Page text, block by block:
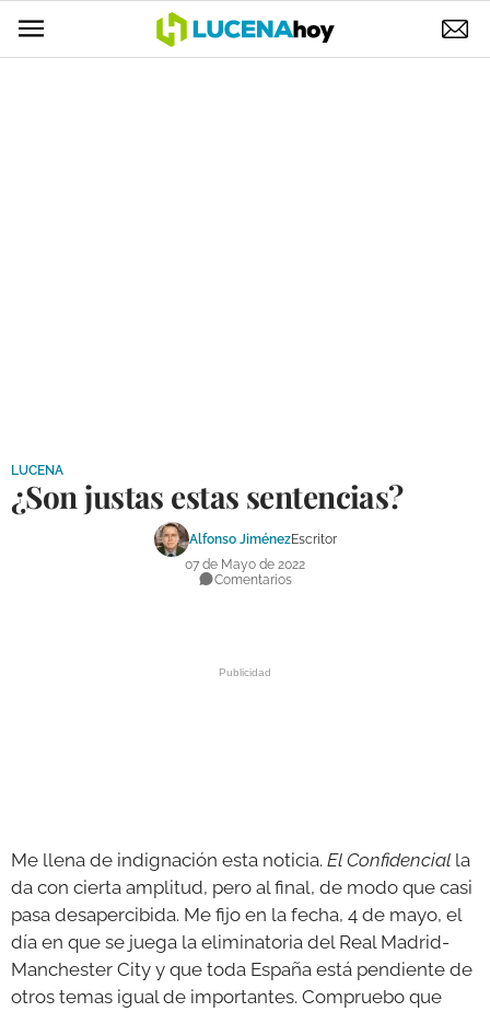
DEPORTES
COMPETICIONES
SALUD
OBRAS
NECROLÓGICAS
LUCENA
¿Son justas estas sentencias?
Alfonso JiménezEscritor
07 de Mayo de 2022
Comentarios
Me llena de indignación esta noticia. El Confidencial la
da con cierta amplitud, pero al final, de modo que casi
pasa desapercibida. Me fijo en la fecha, 4 de mayo, el
día en que se juega la eliminatoria del Real Madrid-
Manchester City y que toda España está pendiente de
otros temas igual de importantes. Compruebo que